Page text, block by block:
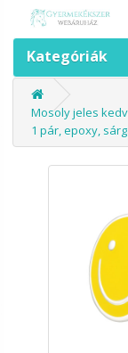
Kategóriák
Mosoly jeles
1 pár, epoxy,